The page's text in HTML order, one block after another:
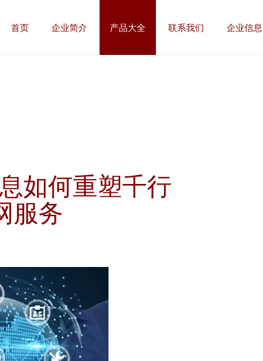
首页 企业简介 产品大全 联系我们 企业信息
如何重塑千行
服务